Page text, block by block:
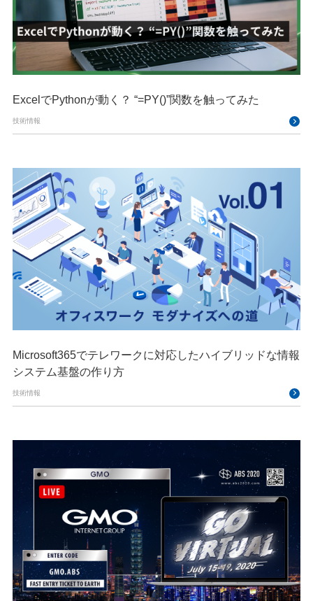
ExcelでPythonが動く？ “=PY()”関数を触ってみた
技術情報
Microsoft365でテレワークに対応したハイブリッドな情報
システム基盤の作り方
技術情報